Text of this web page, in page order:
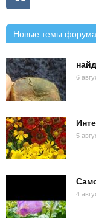
Новые темы форума
6
5
4